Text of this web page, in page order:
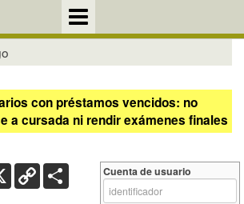
con préstamos vencidos: no
a cursada ni rendir exámenes finales
X Copy
Link
Cuenta de usuario